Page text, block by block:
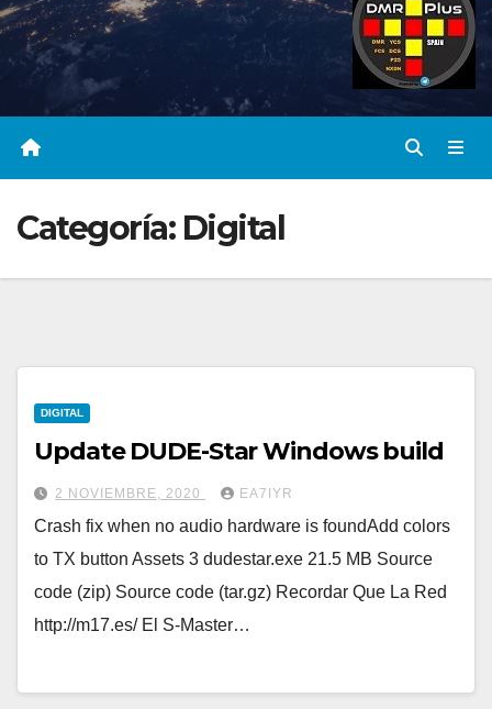
Categoría: Digital
DIGITAL
Update DUDE-Star Windows build
2 NOVIEMBRE, 2020 EA7IYR
Crash fix when no audio hardware is foundAdd colors
to TX button Assets 3 dudestar.exe 21.5 MB Source
code (zip) Source code (tar.gz) Recordar Que La Red
http://m17.es/ El S-Master…